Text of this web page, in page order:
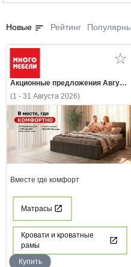
Новые sort Рейтинг
Акционные предложения Августа
(1 - 31 Августа 2026)
Вместе где комфорт
Матрасы
Кровати и кроватные
рамы
Купить